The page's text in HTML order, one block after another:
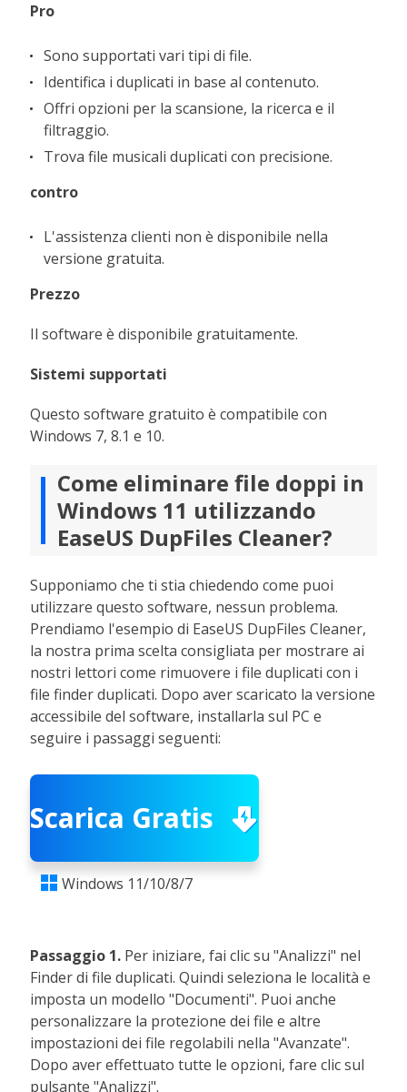
Pro
Sono supportati vari tipi di file.
Identifica i duplicati in base al contenuto.
Offri opzioni per la scansione, la ricerca e il
filtraggio.
Trova file musicali duplicati con precisione.
contro
L'assistenza clienti non è disponibile nella
versione gratuita.
Prezzo
Il software è disponibile gratuitamente.
Sistemi supportati
Questo software gratuito è compatibile con
Windows 7, 8.1 e 10.
Come eliminare file doppi in
Windows 11 utilizzando
EaseUS DupFiles Cleaner?
Supponiamo che ti stia chiedendo come puoi
utilizzare questo software, nessun problema.
Prendiamo l'esempio di EaseUS DupFiles Cleaner,
la nostra prima scelta consigliata per mostrare ai
nostri lettori come rimuovere i file duplicati con i
file finder duplicati. Dopo aver scaricato la versione
accessibile del software, installarla sul PC e
seguire i passaggi seguenti:
Scarica Gratis
 Windows 11/10/8/7
Passaggio 1. Per iniziare, fai clic su "Analizzi" nel
Finder di file duplicati. Quindi seleziona le località e
imposta un modello "Documenti". Puoi anche
personalizzare la protezione dei file e altre
impostazioni dei file regolabili nella "Avanzate".
Dopo aver effettuato tutte le opzioni, fare clic sul
pulsante "Analizzi".